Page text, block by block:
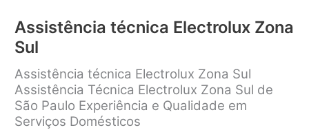
Assistência técnica Electrolux Zona
Sul
Assistência técnica Electrolux Zona Sul
Assistência Técnica Electrolux Zona Sul de
São Paulo Experiência e Qualidade em
Serviços Domésticos